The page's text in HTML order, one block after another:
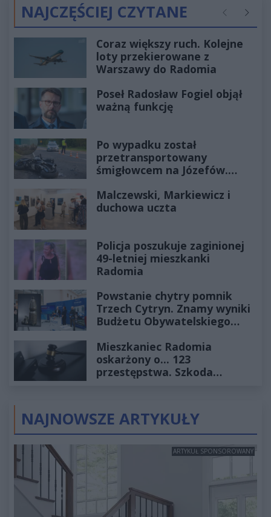
NAJCZĘŚCIEJ CZYTANE Poprzednie
Coraz większy ruch. Kolejne
loty przekierowane z
Warszawy do Radomia
Poseł Radosław Fogiel objął
ważną funkcję
Po wypadku został
przetransportowany
śmigłowcem na Józefów.
Malczewski, Markiewicz i
duchowa uczta
Policja poszukuje zaginionej
49-letniej mieszkanki
Radomia
Powstanie chytry pomnik
Trzech Cytryn. Znamy wyniki
Budżetu Obywatelskiego
Mieszkaniec Radomia
oskarżony o... 123
przestępstwa. Szkoda
NAJNOWSZE ARTYKUŁY
ARTYKUŁ SPONSOROWANY